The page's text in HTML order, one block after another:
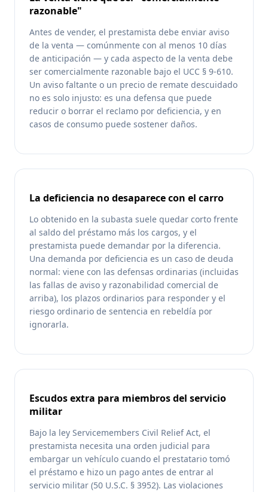
razonable"
Antes de vender, el prestamista debe enviar aviso
de la venta — comúnmente con al menos 10 días
de anticipación — y cada aspecto de la venta debe
ser comercialmente razonable bajo el UCC § 9-610.
Un aviso faltante o un precio de remate descuidado
no es solo injusto: es una defensa que puede
reducir o borrar el reclamo por deficiencia, y en
casos de consumo puede sostener daños.
La deficiencia no desaparece con el carro
Lo obtenido en la subasta suele quedar corto frente
al saldo del préstamo más los cargos, y el
prestamista puede demandar por la diferencia.
Una demanda por deficiencia es un caso de deuda
normal: viene con las defensas ordinarias (incluidas
las fallas de aviso y razonabilidad comercial de
arriba), los plazos ordinarios para responder y el
riesgo ordinario de sentencia en rebeldía por
ignorarla.
Escudos extra para miembros del servicio
militar
Bajo la ley Servicemembers Civil Relief Act, el
prestamista necesita una orden judicial para
embargar un vehículo cuando el prestatario tomó
el préstamo e hizo un pago antes de entrar al
servicio militar (50 U.S.C. § 3952). Las violaciones